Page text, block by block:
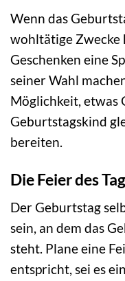
Wenn das
wohltätige Zwecke
Geschenken eine
seiner Wahl
Möglichkeit, etwas
Geburtstagskind
bereiten.
Die Feier des
Der Geburtstag
sein, an dem das
steht. Plane eine
entspricht, sei es